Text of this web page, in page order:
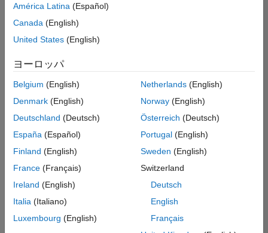
こ
の
索
件
一
致
る
求
は
あ
り
ま
せ
ん。
América Latina (Español)
Canada (English)
United States (English)
ヨーロッパ
Belgium (English)
Denmark (English)
Deutschland (Deutsch)
España (Español)
Finland (English)
France (Français)
Ireland (English)
Italia (Italiano)
Luxembourg (English)
Netherlands(English)
Norway(English)
Österreich (Deutsch)
Portugal(English)
Sweden (English)
Switzerland
Deutsch
English
Français